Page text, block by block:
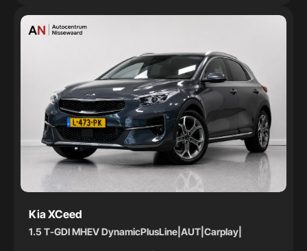
Kia XCeed
1.5 T-GDI MHEV DynamicPlusLine|AUT|Carplay|